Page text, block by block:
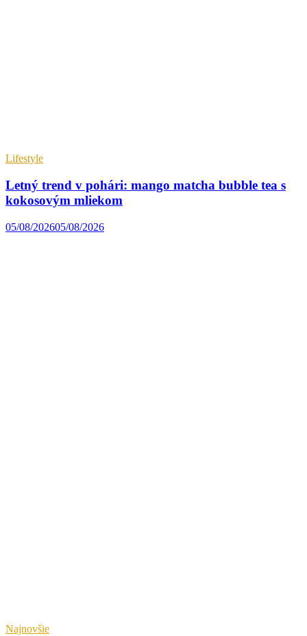
Lifestyle
Letný trend v pohári: mango matcha bubble tea s
kokosovým mliekom
05/08/202605/08/2026
Najnovšie